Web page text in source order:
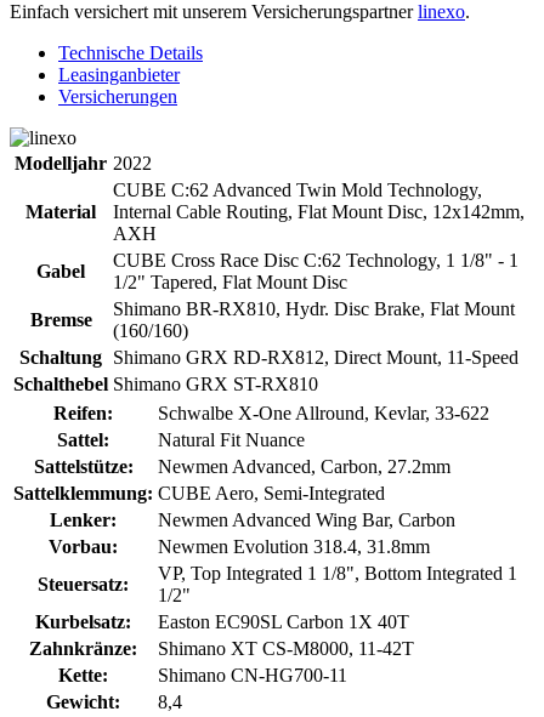
Einfach versichert mit unserem Versicherungspartnerlinexo.
Technische Details
Leasinganbieter
Versicherungen
Modelljahr 2022
Material
CUBE C:62 Advanced Twin Mold Technology,
Internal Cable Routing, Flat Mount Disc, 12x142mm,
AXH
Gabel
CUBE Cross Race Disc C:62 Technology, 1 1/8" - 1
1/2" Tapered, Flat Mount Disc
Bremse
Shimano BR-RX810, Hydr. Disc Brake, Flat Mount
(160/160)
Schaltung Shimano GRX RD-RX812, Direct Mount, 11-Speed
Schalthebel Shimano GRX ST-RX810
Reifen:
Schwalbe X-One Allround, Kevlar, 33-622
Sattel:
Natural Fit Nuance
Sattelstütze:
Newmen Advanced, Carbon, 27.2mm
Sattelklemmung: CUBE Aero, Semi-Integrated
Lenker:
Newmen Advanced Wing Bar, Carbon
Vorbau:
Newmen Evolution 318.4, 31.8mm
Steuersatz:
VP, Top Integrated 1 1/8", Bottom Integrated 1
1/2"
Kurbelsatz:
Easton EC90SL Carbon 1X 40T
Zahnkränze:
Shimano XT CS-M8000, 11-42T
Kette:
Shimano CN-HG700-11
Gewicht:
8,4